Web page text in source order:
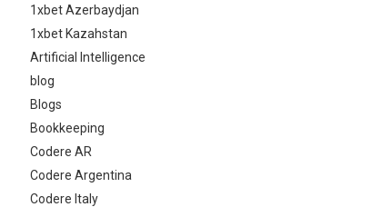
1xbet Azerbaydjan
1xbet Kazahstan
Artificial Intelligence
blog
Blogs
Bookkeeping
Codere AR
Codere Argentina
Codere Italy